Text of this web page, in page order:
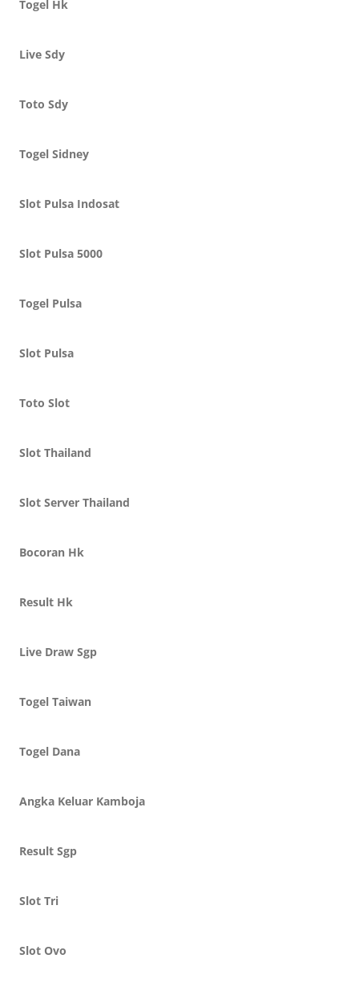
Togel Hk
Live Sdy
Toto Sdy
Togel Sidney
Slot Pulsa Indosat
Slot Pulsa 5000
Togel Pulsa
Slot Pulsa
Toto Slot
Slot Thailand
Slot Server Thailand
Bocoran Hk
Result Hk
Live Draw Sgp
Togel Taiwan
Togel Dana
Angka Keluar Kamboja
Result Sgp
Slot Tri
Slot Ovo